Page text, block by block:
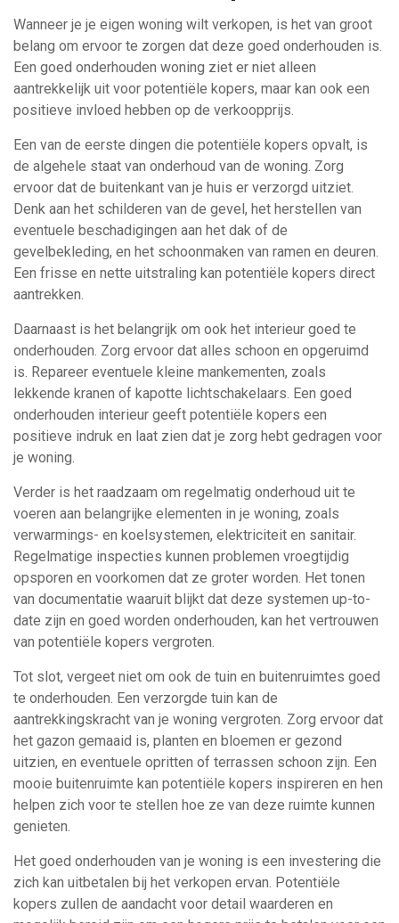
Wanneer je je eigen woning wilt verkopen, is het van groot
belang om ervoor te zorgen dat deze goed onderhouden is.
Een goed onderhouden woning ziet er niet alleen
aantrekkelijk uit voor potentiële kopers, maar kan ook een
positieve invloed hebben op de verkoopprijs.
Een van de eerste dingen die potentiële kopers opvalt, is
de algehele staat van onderhoud van de woning. Zorg
ervoor dat de buitenkant van je huis er verzorgd uitziet.
Denk aan het schilderen van de gevel, het herstellen van
eventuele beschadigingen aan het dak of de
gevelbekleding, en het schoonmaken van ramen en deuren.
Een frisse en nette uitstraling kan potentiële kopers direct
aantrekken.
Daarnaast is het belangrijk om ook het interieur goed te
onderhouden. Zorg ervoor dat alles schoon en opgeruimd
is. Repareer eventuele kleine mankementen, zoals
lekkende kranen of kapotte lichtschakelaars. Een goed
onderhouden interieur geeft potentiële kopers een
positieve indruk en laat zien dat je zorg hebt gedragen voor
je woning.
Verder is het raadzaam om regelmatig onderhoud uit te
voeren aan belangrijke elementen in je woning, zoals
verwarmings- en koelsystemen, elektriciteit en sanitair.
Regelmatige inspecties kunnen problemen vroegtijdig
opsporen en voorkomen dat ze groter worden. Het tonen
van documentatie waaruit blijkt dat deze systemen up-to-
date zijn en goed worden onderhouden, kan het vertrouwen
van potentiële kopers vergroten.
Tot slot, vergeet niet om ook de tuin en buitenruimtes goed
te onderhouden. Een verzorgde tuin kan de
aantrekkingskracht van je woning vergroten. Zorg ervoor dat
het gazon gemaaid is, planten en bloemen er gezond
uitzien, en eventuele opritten of terrassen schoon zijn. Een
mooie buitenruimte kan potentiële kopers inspireren en hen
helpen zich voor te stellen hoe ze van deze ruimte kunnen
genieten.
Het goed onderhouden van je woning is een investering die
zich kan uitbetalen bij het verkopen ervan. Potentiële
kopers zullen de aandacht voor detail waarderen en